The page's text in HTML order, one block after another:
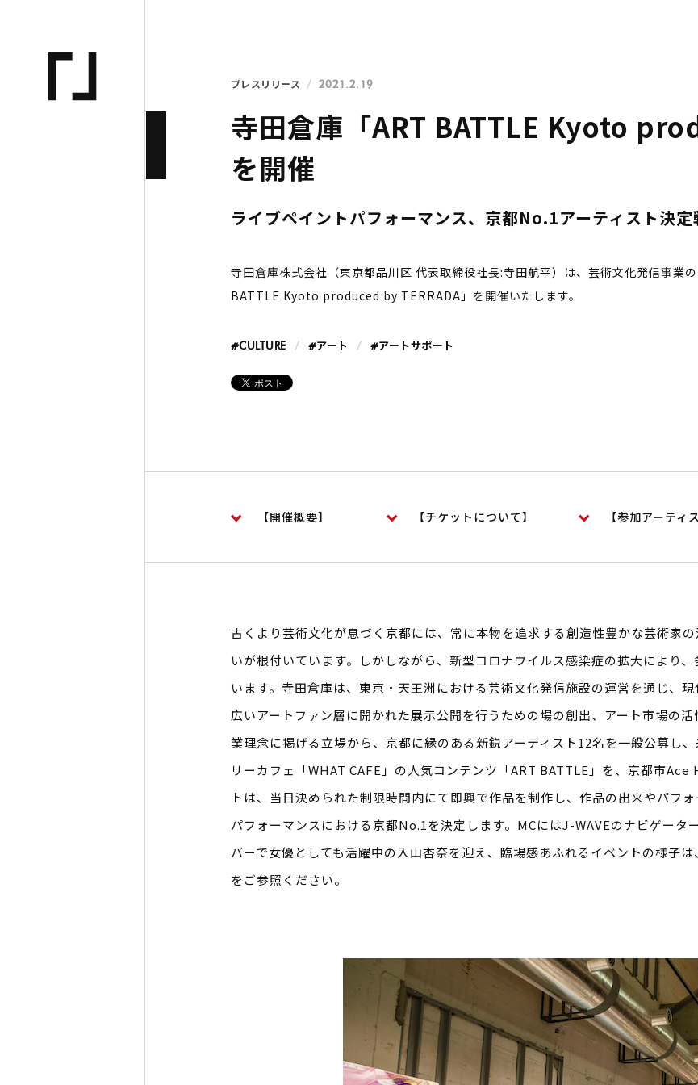
プレスリリース 2021.2.19
寺田倉庫「ART BATTLE Kyoto
を開催
ライブペイントパフォーマンス、京都No.1アーティスト決
寺⽥倉庫株式会社（東京都品川区 代表取締役社長:寺田航平）は、芸術文化発信事業
BATTLE Kyoto produced by TERRADA」を開催いたします。
#CULTURE #アート #アートサポート
【開催概要】 【チケットについて】 【参加アーティ
古くより芸術文化が息づく京都には、常に本物を追求する創造性豊かな芸術家
いが根付いています。しかしながら、新型コロナウイルス感染症の拡大により
います。寺田倉庫は、東京・天王洲における芸術文化発信施設の運営を通じ、
広いアートファン層に開かれた展示公開を行うための場の創出、アート市場の
業理念に掲げる立場から、京都に縁のある新鋭アーティスト12名を一般公募し
リーカフェ「WHAT CAFE」の人気コンテンツ「ART BATTLE」を、京都市
トは、当日決められた制限時間内にて即興で作品を制作し、作品の出来やパフ
パフォーマンスにおける京都No.1を決定します。MCにはJ-WAVEのナビゲー
バーで女優としても活躍中の入山杏奈を迎え、臨場感あふれるイベントの様子
をご参照ください。